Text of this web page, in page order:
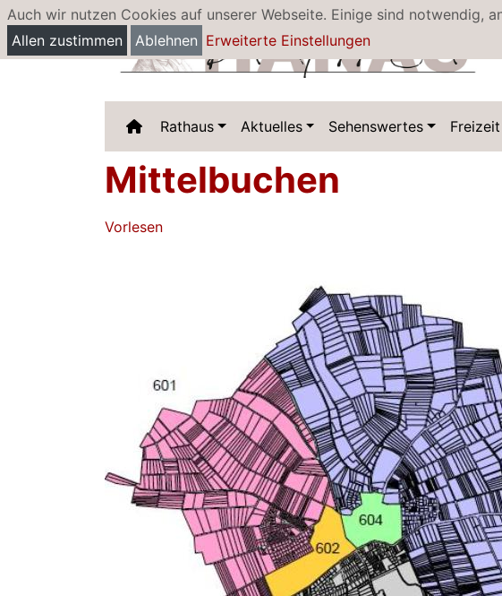
Auch wir nutzen Cookies auf unserer Webseite. Einige sind notwendig,
Allen zustimmen
Ablehnen Erweiterte Einstellungen
Rathaus Aktuelles Sehenswertes Freizeit
Mittelbuchen
Vorlesen